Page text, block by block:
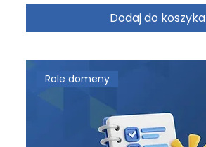
Dodaj do koszyka
Role domeny